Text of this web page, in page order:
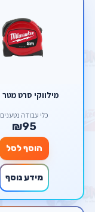
מילווקי סרט מטר 8M
כלי עבודה נטענים
₪95
הוסף לסל
מידע נוסף